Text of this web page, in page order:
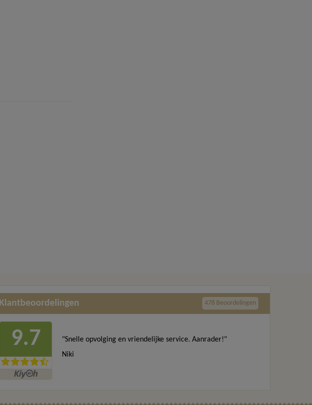
Klantbeoordelingen 478 Beoordelingen
9.7
"Snelle opvolging en vriendelijke service. Aanrader!"
Niki